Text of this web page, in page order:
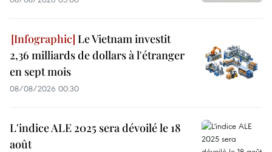
Le Vietnam investit
2,36 milliards de dollars à l'étranger
en sept mois
08/08/2026 00:30
L'indice ALE 2025 sera dévoilé le 18
août